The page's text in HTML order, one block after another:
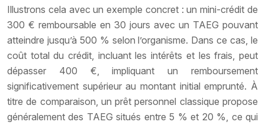
Illustrons cela avec un exemple concret : un mini-crédit de
300 € remboursable en 30 jours avec un TAEG pouvant
atteindre jusqu’à 500 % selon l’organisme. Dans ce cas, le
coût total du crédit, incluant les intérêts et les frais, peut
dépasser 400 €, impliquant un remboursement
significativement supérieur au montant initial emprunté. À
titre de comparaison, un prêt personnel classique propose
généralement des TAEG situés entre 5 % et 20 %, ce qui